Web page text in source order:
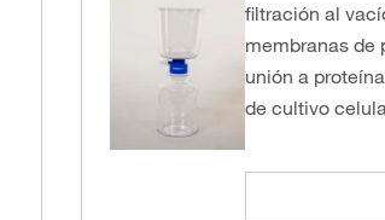
filtración al
membranas de
unión a
de cultivo